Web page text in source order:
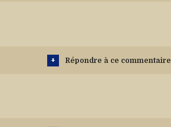
Répondre à ce commentaire